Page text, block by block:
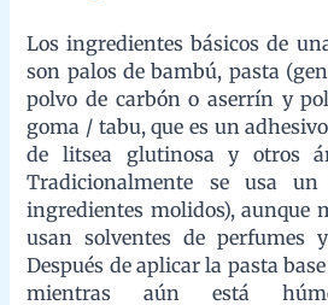
Uso de resinas para la
incienso